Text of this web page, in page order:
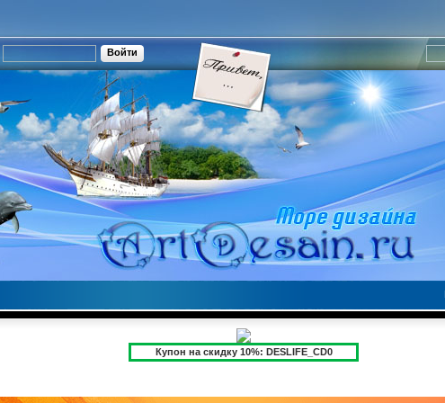
Купон на скидку 10%: DESLIFE_CD0